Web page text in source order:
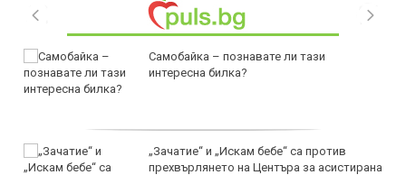
Самобайка – познавате ли тази
интересна билка?
„Зачатие“ и „Искам бебе“ са против
прехвърлянето на Центъра за асистирана